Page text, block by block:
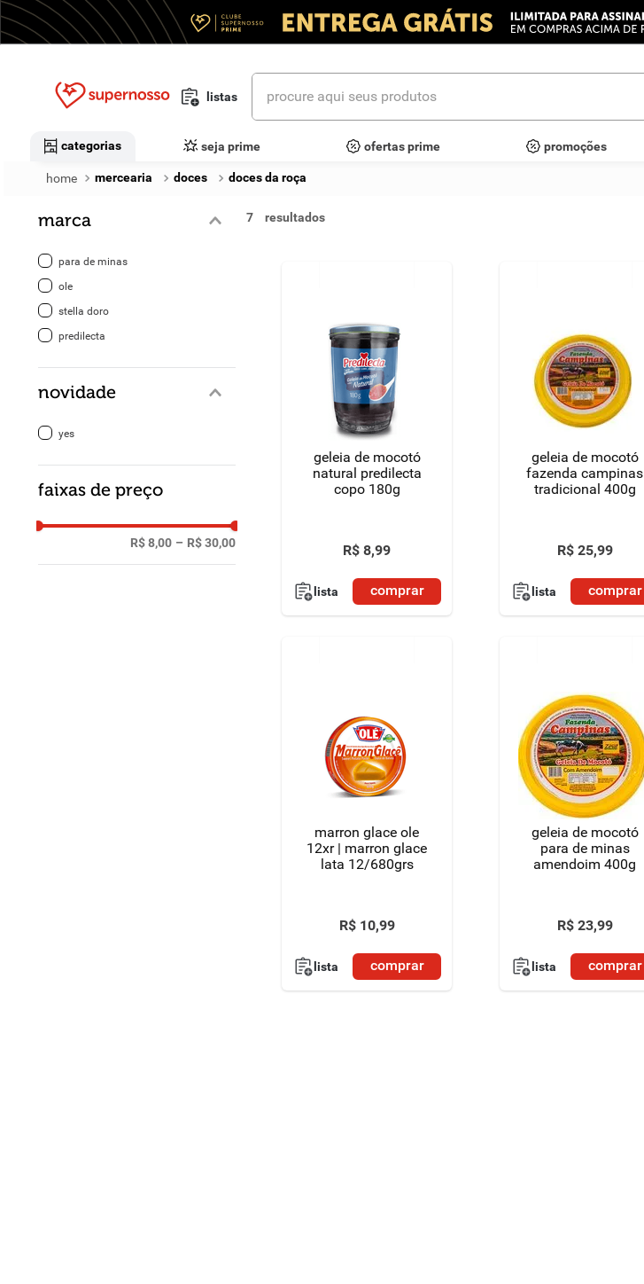
listas
procure aqui seus produtos
categorias seja prime ofertas prime promoções
mercearia doces doces da roça
marca
para de minas
ole
stella doro
predilecta
novidade
yes
faixas de preço
R$ 8,00 – R$ 30,00
7
geleia de mocotó
natural predilecta
copo 180g
R$ 8,99
lista comprar
geleia de mocotó
fazenda campinas
tradicional 400g
R$ 25,99
lista comprar
marron glace ole
12xr | marron glace
lata 12/680grs
R$ 10,99
lista comprar
geleia de mocotó
para de minas
amendoim 400g
R$ 23,99
lista comprar
termos mais buscados
macarrão